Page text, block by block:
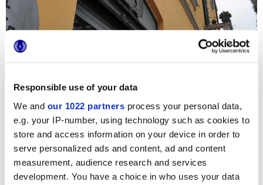
Responsible use of your data
We and our 1022 partners process your personal data,
e.g. your IP-number, using technology such as cookies to
store and access information on your device in order to
serve personalized ads and content, ad and content
measurement, audience research and services
development. You have a choice in who uses your data
Для украшения интерьера кафе под названием «Café
Gorille», расположенного в самом центре Милана, была
использована цементная плитка «cementine» из серии
Terra. Плитку мелкого шестигранного и квадратного
форматов украшают холодные пыльные тона и
оригинальный декор, которые придают обеденному